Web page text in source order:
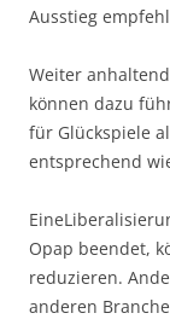
Ausstieg
Weiter
können dazu
für Glückspiele
entsprechend
Opap beendet,
reduzieren.
anderen